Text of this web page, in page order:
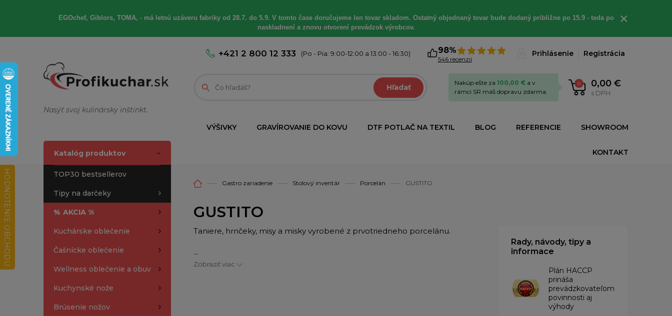
EGOchef, Giblors, TOMA, - má letnú uzáveru fabriky od 28.7. do 5.9. V tomto čase doručujeme len tovar skladom. Ostatný objednaný tovar bude dodaný približne po 15.9 - teda po
naskladnení a znovu otvorení prevádzok výrobcov.
×
Nasýť svoj kulinársky inštinkt.
+421 2 800 12 333 (Po - Pia: 9:00-12:00 a 13:00 - 16:30) 98%
546 recenzií
Prihlásenie Registrácia
Hľadať 0 0,00 €
s DPH
Nakúp ešte za 100,00 € a v
rámci SR máš dopravu zdarma.
VÝŠIVKY GRAVÍROVANIE DO KOVU DTF POTLAČ NA TEXTIL BLOG REFERENCIE SHOWROOM
KONTAKT
Katalóg produktov
TOP30 bestsellerov
Tipy na darčeky
% AKCIA %
Kuchárske oblečenie
Čašnícke oblečenie
Wellness oblečenie a obuv
Kuchynské nože
Brúsenie nožov
Gastro zariadenie Stolový inventár Porcelán GUSTITO
GUSTITO
Taniere, hrnčeky, misy a misky vyrobené z prvotriedneho porcelánu.
...
Zobraziť viac
Rady, návody, tipy a
informace
​Plán HACCP
prináša
prevádzkovateľom
povinnosti aj
výhody
HODNOTENIE OBCHODU